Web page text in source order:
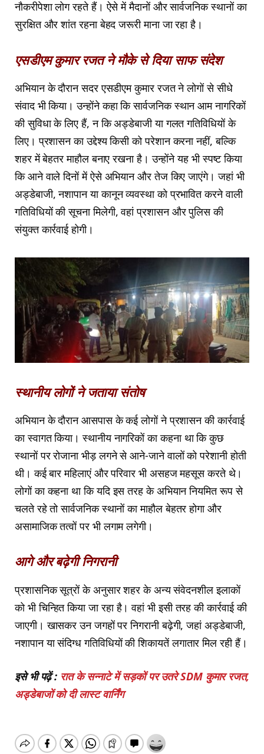
नौकरीपेशा लोग रहते हैं। ऐसे में मैदानों और सार्वजनिक स्थानों का
सुरक्षित और शांत रहना बेहद जरूरी माना जा रहा है।
एसडीएम कुमार रजत ने मौके से दिया साफ संदेश
अभियान के दौरान सदर एसडीएम कुमार रजत ने लोगों से सीधे
संवाद भी किया। उन्होंने कहा कि सार्वजनिक स्थान आम नागरिकों
की सुविधा के लिए हैं, न कि अड्डेबाजी या गलत गतिविधियों के
लिए। प्रशासन का उद्देश्य किसी को परेशान करना नहीं, बल्कि
शहर में बेहतर माहौल बनाए रखना है। उन्होंने यह भी स्पष्ट किया
कि आने वाले दिनों में ऐसे अभियान और तेज किए जाएंगे। जहां भी
अड्डेबाजी, नशापान या कानून व्यवस्था को प्रभावित करने वाली
गतिविधियों की सूचना मिलेगी, वहां प्रशासन और पुलिस की
संयुक्त कार्रवाई होगी।
स्थानीय लोगों ने जताया संतोष
अभियान के दौरान आसपास के कई लोगों ने प्रशासन की कार्रवाई
का स्वागत किया। स्थानीय नागरिकों का कहना था कि कुछ
स्थानों पर रोजाना भीड़ लगने से आने-जाने वालों को परेशानी होती
थी। कई बार महिलाएं और परिवार भी असहज महसूस करते थे।
लोगों का कहना था कि यदि इस तरह के अभियान नियमित रूप से
चलते रहे तो सार्वजनिक स्थानों का माहौल बेहतर होगा और
असामाजिक तत्वों पर भी लगाम लगेगी।
आगे और बढ़ेगी निगरानी
प्रशासनिक सूत्रों के अनुसार शहर के अन्य संवेदनशील इलाकों
को भी चिन्हित किया जा रहा है। वहां भी इसी तरह की कार्रवाई की
जाएगी। खासकर उन जगहों पर निगरानी बढ़ेगी, जहां अड्डेबाजी,
नशापान या संदिग्ध गतिविधियों की शिकायतें लगातार मिल रही हैं।
इसे भी पढ़ें : रात के सन्नाटे में सड़कों पर उतरे SDM कुमार रजत,
अड्डेबाजों को दी लास्ट वार्निंग